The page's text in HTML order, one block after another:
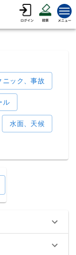
ニック、事故
ル
水面、天候